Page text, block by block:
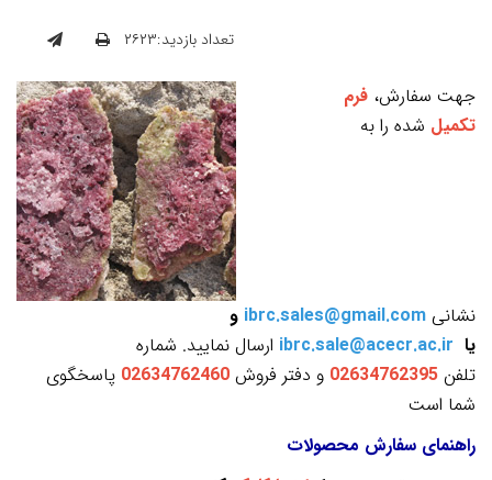
تعداد بازدید:۲۶۲۳
جهت سفارش، فرم
تکمیل شده را به
نشانی ibrc.sales@gmail.com و
یا ibrc.sale@acecr.ac.ir ارسال نمایید. شماره
تلفن 02634762395 و دفتر فروش 02634762460 پاسخگوی
شما است
راهنمای سفارش محصولات